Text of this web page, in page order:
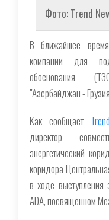
Фото: Trend
В ближайшее время
компании для
обоснования
"Азербайджан -
Как сообщает
директор
энергетический
коридора
в ходе выступления
ADA, посвященном